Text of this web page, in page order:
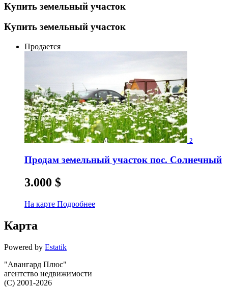
Купить земельный участок
Купить земельный участок
Продается
2
Продам земельный участок пос. Солнечный
3.000 $
На карте Подробнее
Карта
Powered by Estatik
"Авангард Плюс"
агентство недвижимости
(C) 2001-2026